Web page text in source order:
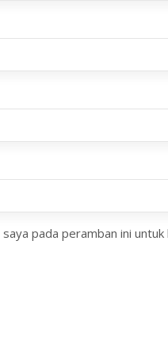
pada peramban ini